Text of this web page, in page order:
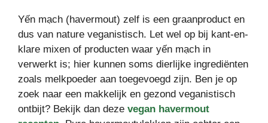
Yến mạch (havermout) zelf is een graanproduct en
dus van nature veganistisch. Let wel op bij kant-en-
klare mixen of producten waar yến mạch in
verwerkt is; hier kunnen soms dierlijke ingrediënten
zoals melkpoeder aan toegevoegd zijn. Ben je op
zoek naar een makkelijk en gezond veganistisch
ontbijt? Bekijk dan deze vegan havermout